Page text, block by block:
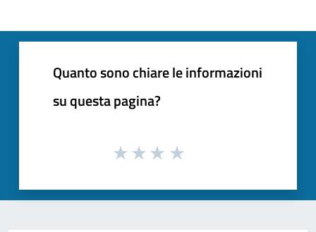
Quanto sono chiare le informazioni
su questa pagina?